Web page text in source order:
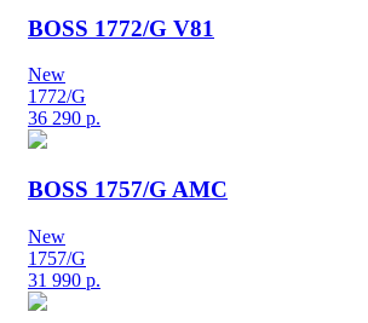
BOSS 1772/G V81
New
1772/G
36 290 р.
BOSS 1757/G AMC
New
1757/G
31 990 р.